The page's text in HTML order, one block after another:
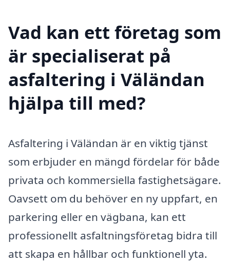
Vad kan ett företag som
är specialiserat på
asfaltering i Väländan
hjälpa till med?
Asfaltering i Väländan är en viktig tjänst
som erbjuder en mängd fördelar för både
privata och kommersiella fastighetsägare.
Oavsett om du behöver en ny uppfart, en
parkering eller en vägbana, kan ett
professionellt asfaltningsföretag bidra till
att skapa en hållbar och funktionell yta.